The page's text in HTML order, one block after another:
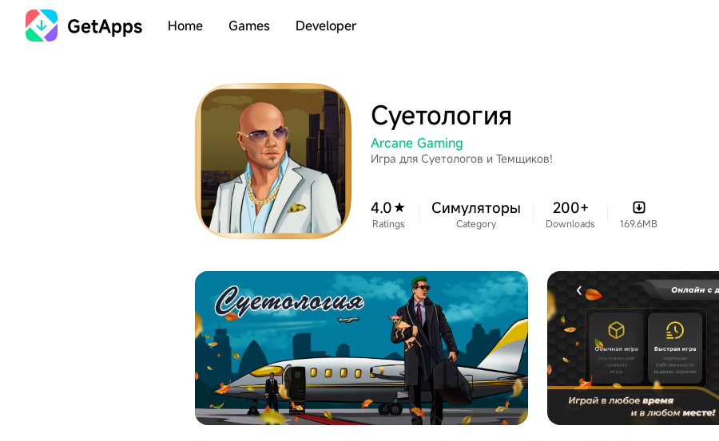
GetApps Home Games Developer
Суетология
Arcane Gaming
Игра для Суетологов и Темщиков!
4.0
Ratings
Симуляторы
Category
200+
Downloads 169.6MB